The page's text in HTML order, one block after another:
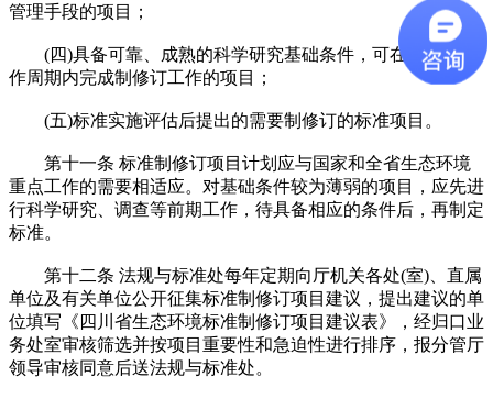
管理手段的项目；
(四)具备可靠、成熟的科学研究基础条件，可在规定的工
作周期内完成制修订工作的项目；
(五)标准实施评估后提出的需要制修订的标准项目。
第十一条 标准制修订项目计划应与国家和全省生态环境
重点工作的需要相适应。对基础条件较为薄弱的项目，应先进
行科学研究、调查等前期工作，待具备相应的条件后，再制定
标准。
第十二条 法规与标准处每年定期向厅机关各处(室)、直属
单位及有关单位公开征集标准制修订项目建议，提出建议的单
位填写《四川省生态环境标准制修订项目建议表》，经归口业
务处室审核筛选并按项目重要性和急迫性进行排序，报分管厅
领导审核同意后送法规与标准处。